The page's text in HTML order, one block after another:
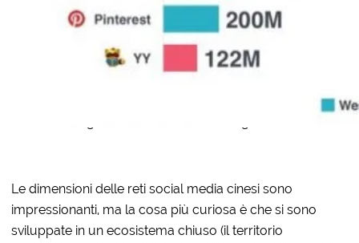
Le dimensioni delle reti social media cinesi sono
impressionanti, ma la cosa più curiosa è che si sono
sviluppate in un ecosistema chiuso (il territorio